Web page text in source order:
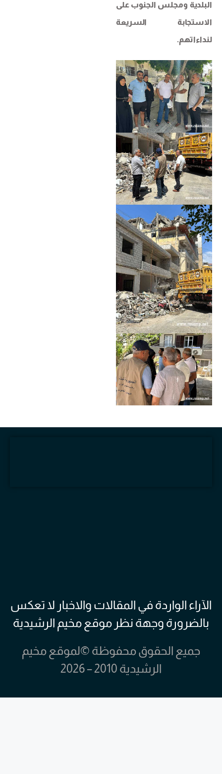
البلدية ومجلس الجنوب على
الاستجابة السريعة
لنداءاتهم.
الآراء الواردة في المقالات والاخبار لا تعكس
بالضرورة وجهة نظر موقع مخيم الرشيدية
جميع الحقوق محفوظة ©لموقع مخيم
الرشيدية 2010 – 2026